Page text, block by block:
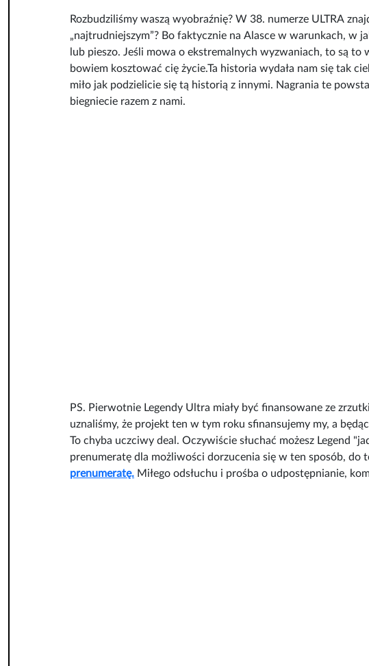
Rozbudziliśmy waszą wyobraźnię? W 38. numerze ULTRA
„najtrudniejszym”? Bo faktycznie na Alasce w warunkach, w
lub pieszo. Jeśli mowa o ekstremalnych wyzwaniach, to są
bowiem kosztować cię życie.Ta historia wydała nam się tak
miło jak podzielicie się tą historią z innymi. Nagrania te
biegniecie razem z nami.
PS. Pierwotnie Legendy Ultra miały być finansowane ze
uznaliśmy, że projekt ten w tym roku sfinansujemy my, a
To chyba uczciwy deal. Oczywiście słuchać możesz Legend
prenumeratę dla możliwości dorzucenia się w ten sposób, do
prenumeratę. Miłego odsłuchu i prośba o udpostępnianie,